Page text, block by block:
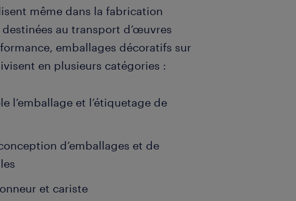
même dans la fabrication
au transport d’œuvres
emballages décoratifs sur
en plusieurs catégories :
l’emballage et l’étiquetage de
d’emballages et de
et cariste